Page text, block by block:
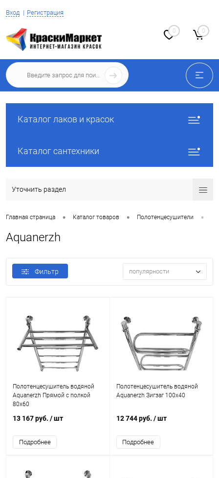
Вход Регистрация
0 0
Каталог лаков и красок
Каталог сантехники
Уточнить раздел
Главная страница • Каталог товаров • Полотенцесушители •
Aquanerzh
Фильтр популярности
Полотенцесушитель водяной
Aquanerzh Прямой с полкой
80х60
13 167 руб. / шт
Подробнее
Полотенцесушитель водяной
Aquanerzh Зигзаг 100х40
12 744 руб. / шт
Подробнее